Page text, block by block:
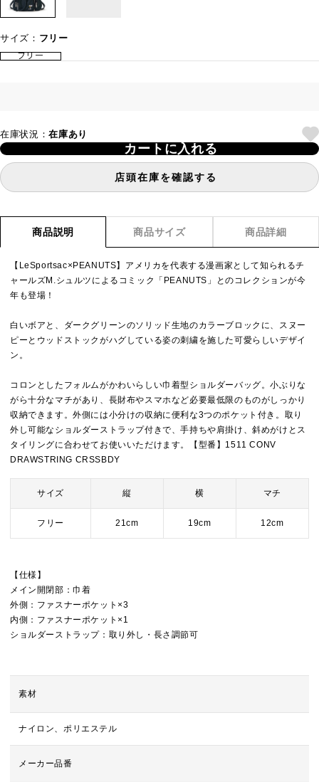
サイズ： フリー
フリー
在庫状況：在庫あり
カートに入れる
店頭在庫を確認する
商品説明 商品サイズ 商品詳細
【LeSportsac×PEANUTS】アメリカを代表する漫画家として知られるチ
ャールズM.シュルツによるコミック「PEANUTS」とのコレクションが今
年も登場！
白いボアと、ダークグリーンのソリッド生地のカラーブロックに、スヌー
ピーとウッドストックがハグしている姿の刺繍を施した可愛らしいデザイ
ン。
コロンとしたフォルムがかわいらしい巾着型ショルダーバッグ。小ぶりな
がら十分なマチがあり、長財布やスマホなど必要最低限のものがしっかり
収納できます。外側には小分けの収納に便利な3つのポケット付き。取り
外し可能なショルダーストラップ付きで、手持ちや肩掛け、斜めがけとス
タイリングに合わせてお使いいただけます。【型番】1511 CONV
DRAWSTRING CRSSBDY
サイズ 縦 横 マチ
フリー 21cm 19cm 12cm
【仕様】
メイン開閉部：巾着
外側：ファスナーポケット×3
内側：ファスナーポケット×1
ショルダーストラップ：取り外し・長さ調節可
素材
ナイロン、ポリエステル
メーカー品番